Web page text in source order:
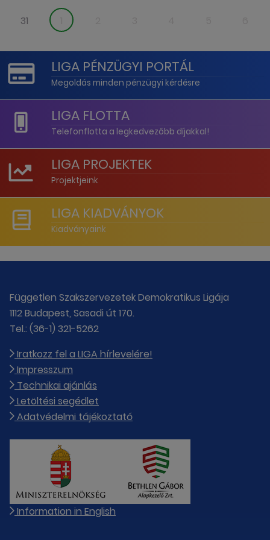
31
LIGA PÉNZÜGYI PORTÁL
Megoldás minden pénzügyi kérdésre
LIGA FLOTTA
Telefonflotta a legkedvezőbb díjakkal!
LIGA PROJEKTEK
Projektjeink
LIGA KIADVÁNYOK
Kiadványaink
Független Szakszervezetek Demokratikus Ligája
1112 Budapest, Sasadi út 170.
Tel.: (36-1) 321-5262
Iratkozz fel a LIGA hírlevelére!
Impresszum
Technikai ajánlás
Letöltési segédlet
Adatvédelmi tájékoztató
Information in English